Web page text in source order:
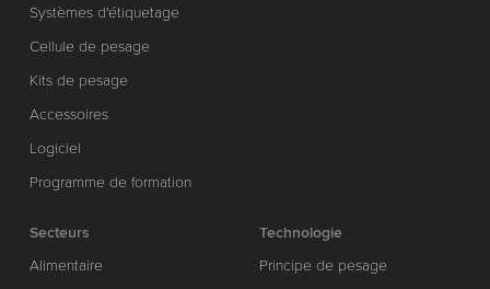
Systèmes d'étiquetage
Cellule de pesage
Kits de pesage
Accessoires
Logiciel
Programme de formation
Secteurs
Alimentaire
Technologie
Principe de pesage